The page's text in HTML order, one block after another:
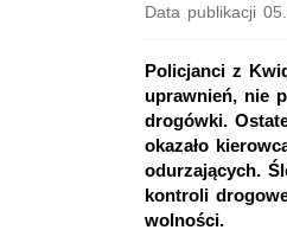
Data publikacji
Policjanci z
uprawnień, nie
drogówki.
okazało
odurzających.
kontroli
wolności.